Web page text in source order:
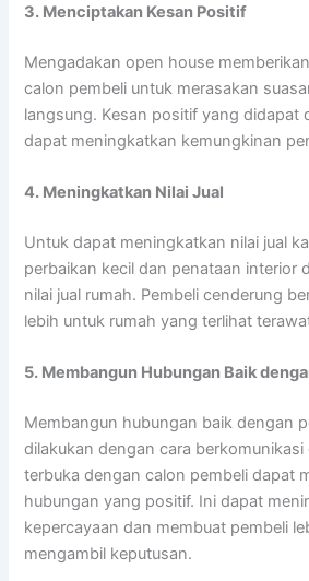
3. Menciptakan Kesan Positif
Mengadakan open house
calon pembeli untuk merasakan
langsung. Kesan positif yang didapat
dapat meningkatkan kemungkinan
4. Meningkatkan Nilai Jual
Untuk dapat meningkatkan nilai jual
perbaikan kecil dan penataan interior
nilai jual rumah. Pembeli cenderung
lebih untuk rumah yang terlihat
5. Membangun Hubungan Baik
Membangun hubungan baik dengan
dilakukan dengan cara
terbuka dengan calon pembeli dapat
hubungan yang positif. Ini dapat
kepercayaan dan membuat pembeli
mengambil keputusan.